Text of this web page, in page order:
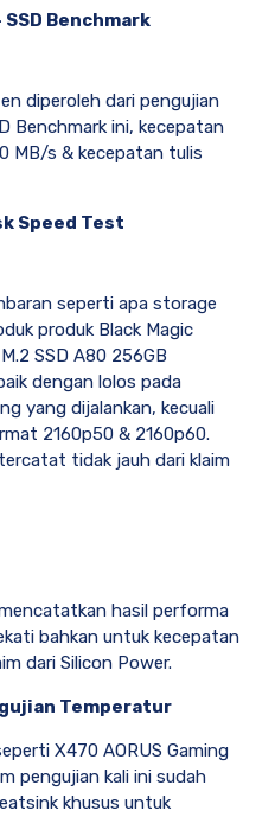
Benchmark
diperoleh dari pengujian
Benchmark ini, kecepatan
MB/s & kecepatan tulis
Speed Test
seperti apa storage
produk Black Magic
SSD A80 256GB
dengan lolos pada
yang dijalankan, kecuali
2160p50 & 2160p60.
tidak jauh dari klaim
hasil performa
bahkan untuk kecepatan
dari Silicon Power.
Temperatur
X470 AORUS Gaming
pengujian kali ini sudah
khusus untuk